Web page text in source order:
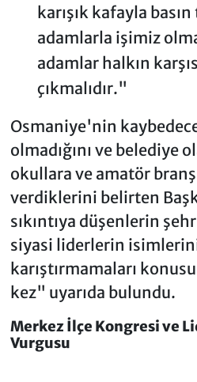
karışık kafayla
adamlarla işimiz
adamlar halkın
çıkmalıdır."
Osmaniye'nin
olmadığını ve belediye
okullara ve amatör
verdiklerini belirten
sıkıntıya düşenlerin
siyasi liderlerin
karıştırmamaları
kez" uyarıda bulundu.
Merkez İlçe Kongresi ve
Vurgusu